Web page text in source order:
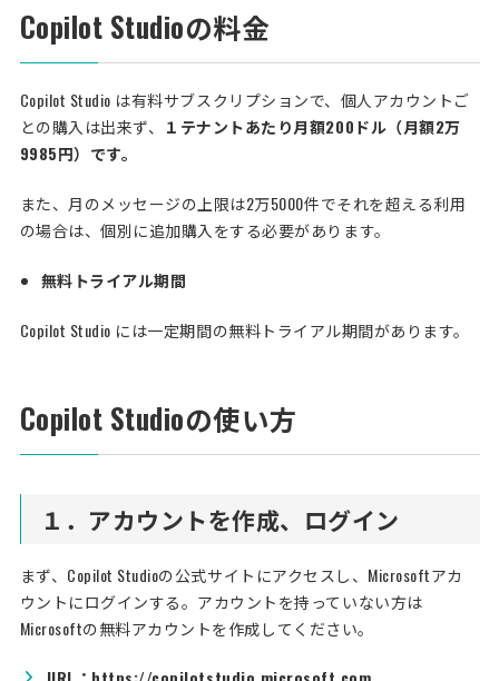
Copilot Studioの料金
Copilot Studio は有料サブスクリプションで、個人アカウントご
との購入は出来ず、 １テナントあたり月額200ドル（月額2万
9985円）です。
また、月のメッセージの上限は2万5000件でそれを超える利用
の場合は、個別に追加購入をする必要があります。
無料トライアル期間
Copilot Studio には一定期間の無料トライアル期間があります。
Copilot Studioの使い方
１．アカウントを作成、ログイン
まず、Copilot Studioの公式サイトにアクセスし、Microsoftアカ
ウントにログインする。アカウントを持っていない方は
Microsoftの無料アカウントを作成してください。